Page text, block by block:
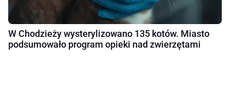
W Chodzieży wysterylizowano 135 kotów. Miasto
podsumowało program opieki nad zwierzętami